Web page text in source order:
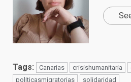
Tags: Canarias crisishumanitaria
politicasmigratorias
solidaridad